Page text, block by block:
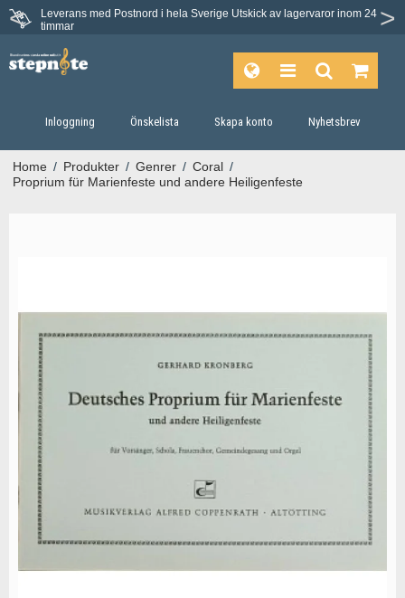
Leverans med Postnord i hela Sverige Utskick av lagervaror inom 24
timmar
Inloggning Önskelista Skapa konto Nyhetsbrev
Home / Produkter / Genrer / Coral /
Proprium für Marienfeste und andere Heiligenfeste